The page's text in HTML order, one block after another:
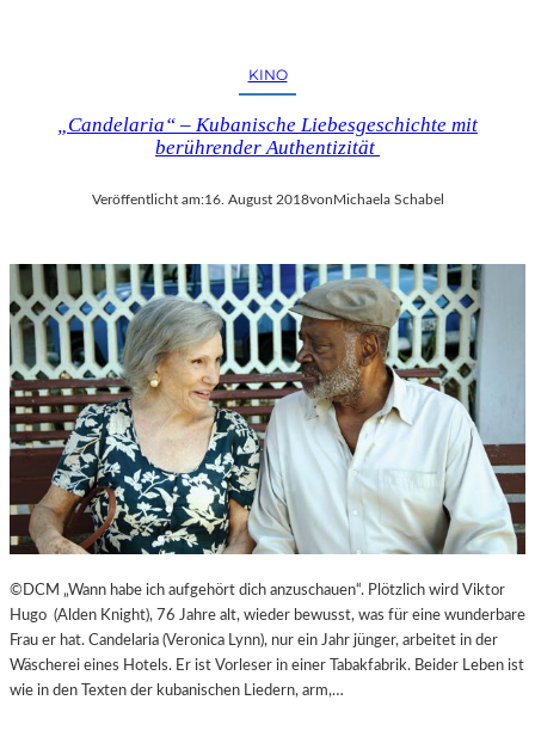
KINO
„Candelaria“ – Kubanische Liebesgeschichte mit
berührender Authentizität
Veröffentlicht am:16. August 2018vonMichaela Schabel
©DCM „Wann habe ich aufgehört dich anzuschauen“. Plötzlich wird Viktor
Hugo (Alden Knight), 76 Jahre alt, wieder bewusst, was für eine wunderbare
Frau er hat. Candelaria (Veronica Lynn), nur ein Jahr jünger, arbeitet in der
Wäscherei eines Hotels. Er ist Vorleser in einer Tabakfabrik. Beider Leben ist
wie in den Texten der kubanischen Liedern, arm,…